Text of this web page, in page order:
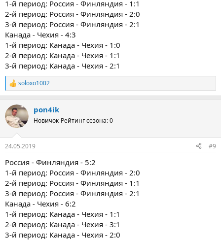
1-й период: Россия - Финляндия - 1:1
2-й период: Россия - Финляндия - 2:0
3-й период: Россия - Финляндия - 2:1
Канада - Чехия - 4:3
1-й период: Канада - Чехия - 1:0
2-й период: Канада - Чехия - 1:1
3-й период: Канада - Чехия - 2:1
Р
е
к
ц
и
soloxo1002
pon4ik
Новичок Рейтинг сезона: 0
24.05.2019 #9
Россия - Финляндия - 5:2
1-й период: Россия - Финляндия - 2:0
2-й период: Россия - Финляндия - 1:1
3-й период: Россия - Финляндия - 2:1
Канада - Чехия - 6:2
1-й период: Канада - Чехия - 1:1
2-й период: Канада - Чехия - 3:1
3-й период: Канада - Чехия - 2:0